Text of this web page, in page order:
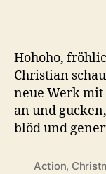
Hohoho,
Christian
neue Werk mit
an und
blöd und
Action,